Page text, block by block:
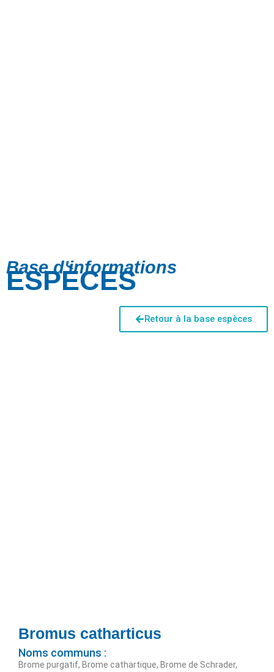
Base d'informations
ESPÈCES
Retour à la base espèces
Bromus catharticus
Noms communs :
Brome purgatif, Brome cathartique, Brome de Schrader,